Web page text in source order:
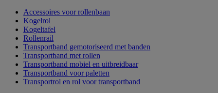
Accessoires voor rollenbaan
Kogelrol
Kogeltafel
Rollenrail
Transportband gemotoriseerd met banden
Transportband met rollen
Transportband mobiel en uitbreidbaar
Transportband voor paletten
Transportrol en rol voor transportband